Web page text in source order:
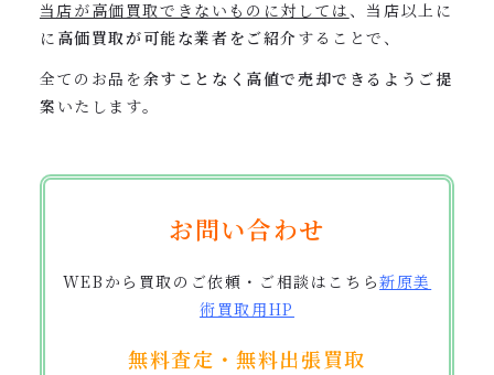
当店が高価買取できないものに対しては、当店以上に
に 高価買取が可能な業者をご紹介 することで、
全てのお品を余すことなく高値で売却できるようご提
案 いたします。
お問い合わせ
WEBから買取のご依頼・ご相談はこちら新原美
術買取用HP
無料査定・無料出張買取